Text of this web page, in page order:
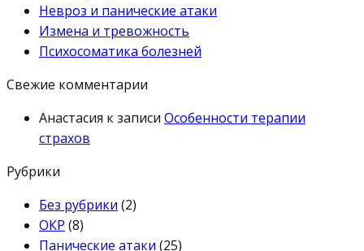
Невроз и панические атаки
Измена и тревожность
Психосоматика болезней
Свежие комментарии
Анастасия к записи Особенности терапии
страхов
Рубрики
Без рубрики (2)
ОКР (8)
Панические атаки (25)